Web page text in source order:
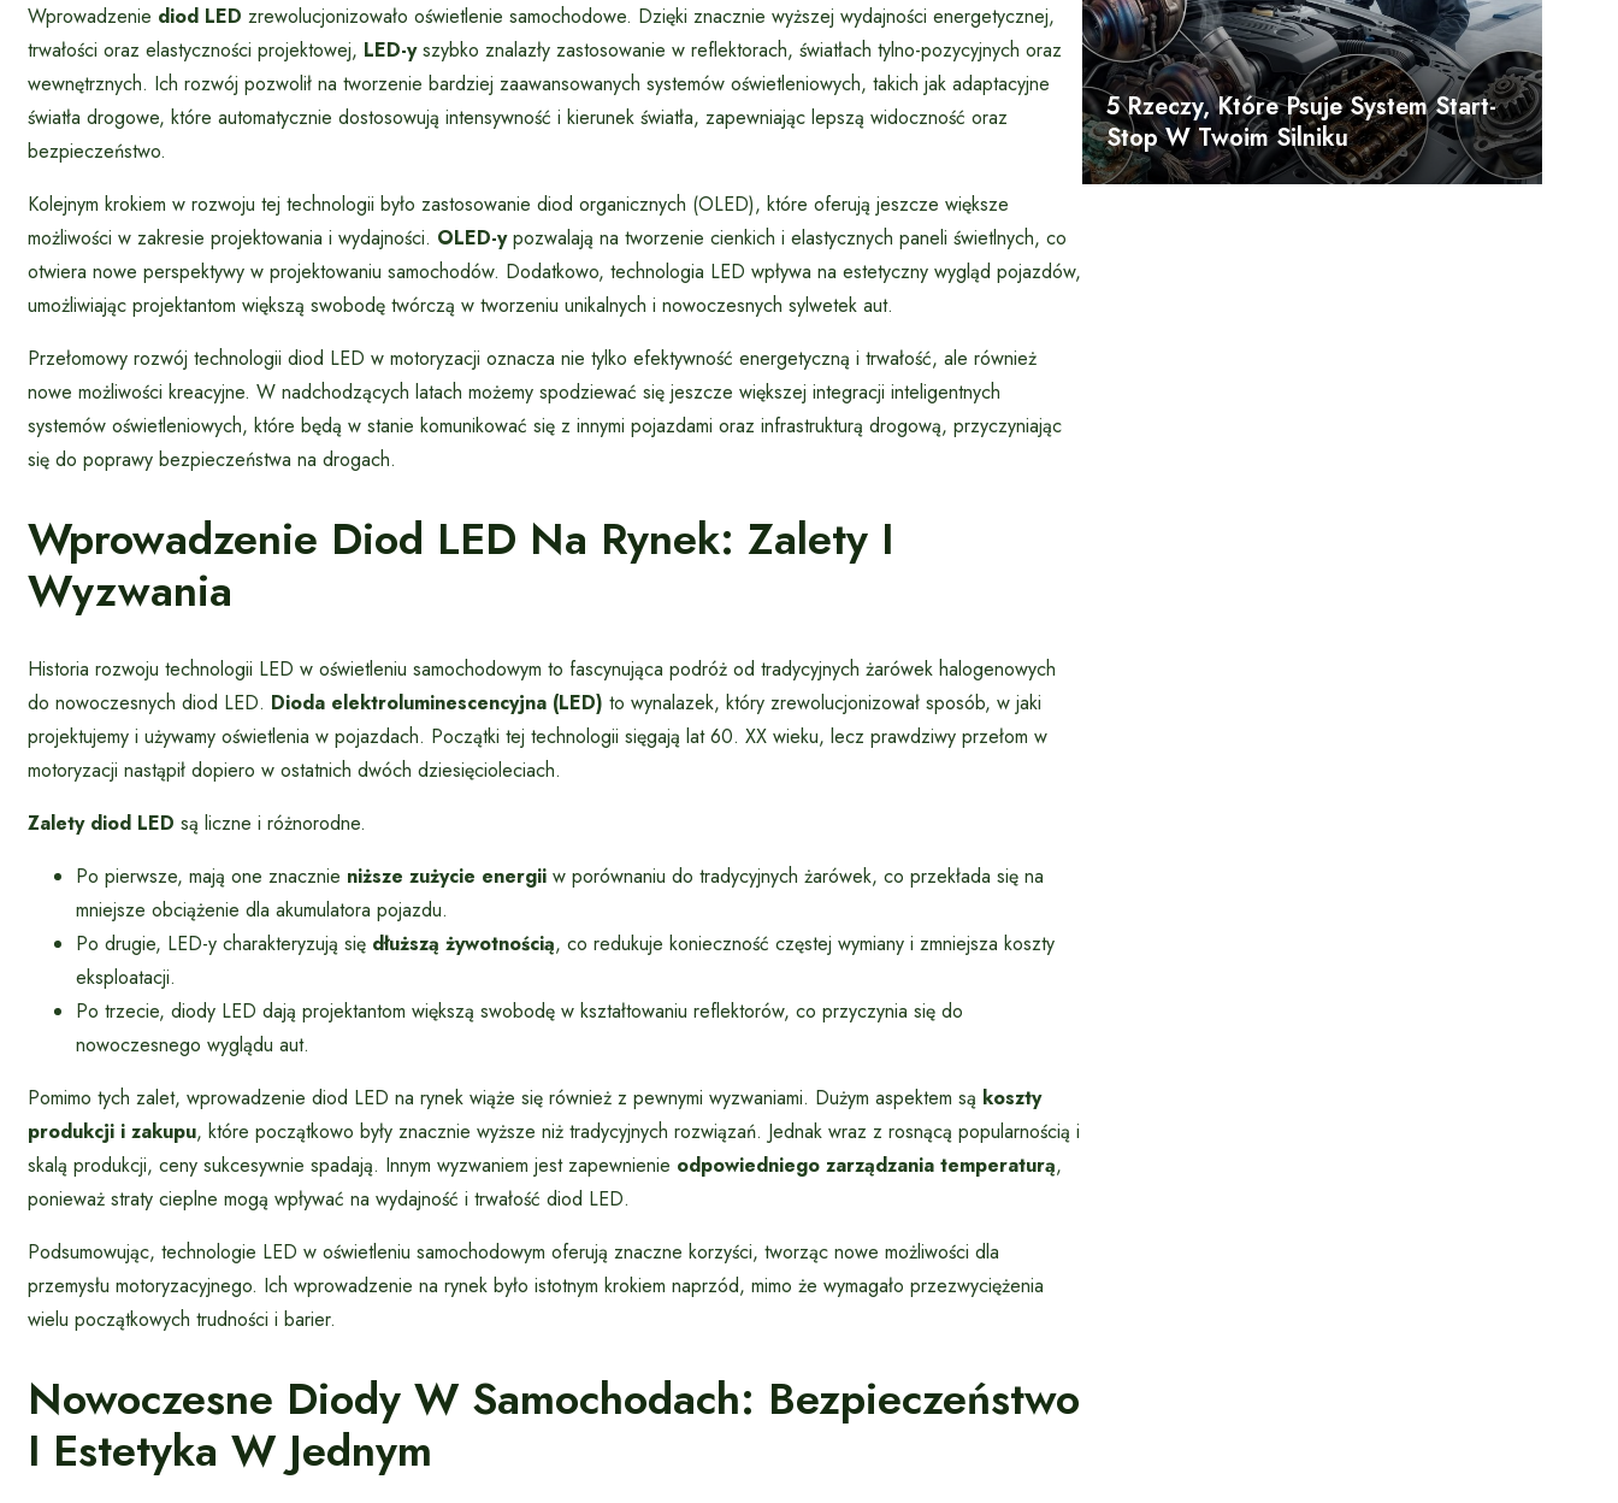
Wprowadzenie diod LED zrewolucjonizowało oświetlenie samochodowe. Dzięki znacznie wyższej wydajności energetycznej,
trwałości oraz elastyczności projektowej, LED-yszybko znalazły zastosowanie w reflektorach, światłach tylno-pozycyjnych oraz
wewnętrznych. Ich rozwój pozwolił na tworzenie bardziej zaawansowanych systemów oświetleniowych, takich jak adaptacyjne
światła drogowe, które automatycznie dostosowują intensywność i kierunek światła, zapewniając lepszą widoczność oraz
bezpieczeństwo.
Kolejnym krokiem w rozwoju tej technologii było zastosowanie diod organicznych (OLED), które oferują jeszcze większe
możliwości w zakresie projektowania i wydajności. OLED-ypozwalają na tworzenie cienkich i elastycznych paneli świetlnych, co
otwiera nowe perspektywy w projektowaniu samochodów. Dodatkowo, technologia LED wpływa na estetyczny wygląd pojazdów,
umożliwiając projektantom większą swobodę twórczą w tworzeniu unikalnych i nowoczesnych sylwetek aut.
Przełomowy rozwój technologii diod LED w motoryzacji oznacza nie tylko efektywność energetyczną i trwałość, ale również
nowe możliwości kreacyjne. W nadchodzących latach możemy spodziewać się jeszcze większej integracji inteligentnych
systemów oświetleniowych, które będą w stanie komunikować się z innymi pojazdami oraz infrastrukturą drogową, przyczyniając
się do poprawy bezpieczeństwa na drogach.
Wprowadzenie Diod LED Na Rynek: Zalety I
Wyzwania
Historia rozwoju technologii LED w oświetleniu samochodowym to fascynująca podróż od tradycyjnych żarówek halogenowych
do nowoczesnych diod LED. Dioda elektroluminescencyjna (LED) to wynalazek, który zrewolucjonizował sposób, w jaki
projektujemy i używamy oświetlenia w pojazdach. Początki tej technologii sięgają lat 60. XX wieku, lecz prawdziwy przełom w
motoryzacji nastąpił dopiero w ostatnich dwóch dziesięcioleciach.
Zalety diod LED są liczne i różnorodne.
Po pierwsze, mają one znacznie niższe zużycie energii w porównaniu do tradycyjnych żarówek, co przekłada się na
mniejsze obciążenie dla akumulatora pojazdu.
Po drugie, LED-y charakteryzują się dłuższą żywotnością, co redukuje konieczność częstej wymiany i zmniejsza koszty
eksploatacji.
Po trzecie, diody LED dają projektantom większą swobodę w kształtowaniu reflektorów, co przyczynia się do
nowoczesnego wyglądu aut.
Pomimo tych zalet, wprowadzenie diod LED na rynek wiąże się również z pewnymi wyzwaniami. Dużym aspektem są koszty
produkcji i zakupu, które początkowo były znacznie wyższe niż tradycyjnych rozwiązań. Jednak wraz z rosnącą popularnością i
skalą produkcji, ceny sukcesywnie spadają. Innym wyzwaniem jest zapewnienie odpowiedniego zarządzania temperaturą,
ponieważ straty cieplne mogą wpływać na wydajność i trwałość diod LED.
Podsumowując, technologie LED w oświetleniu samochodowym oferują znaczne korzyści, tworząc nowe możliwości dla
przemysłu motoryzacyjnego. Ich wprowadzenie na rynek było istotnym krokiem naprzód, mimo że wymagało przezwyciężenia
wielu początkowych trudności i barier.
Nowoczesne Diody W Samochodach: Bezpieczeństwo
I Estetyka W Jednym
5 Rzeczy, Które Psuje System Start-
Stop W Twoim Silniku